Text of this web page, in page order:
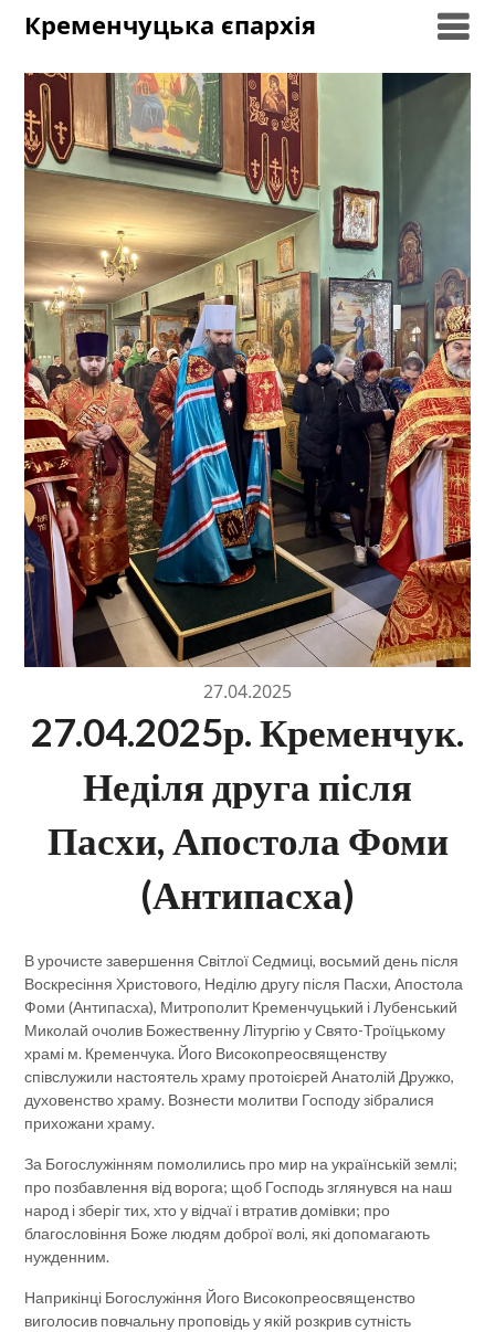
SkipКременчуцька єпархія
27.04.2025
27.04.2025р. Кременчук.
Неділя друга після
Пасхи, Апостола Фоми
(Антипасха)
В урочисте завершення Світлої Седмиці, восьмий день після
Воскресіння Христового, Неділю другу після Пасхи, Апостола
Фоми (Антипасха), Митрополит Кременчуцький і Лубенський
Миколай очолив Божественну Літургію у Свято-Троїцькому
храмі м. Кременчука. Його Високопреосвященству
співслужили настоятель храму протоієрей Анатолій Дружко,
духовенство храму. Вознести молитви Господу зібралися
прихожани храму.
За Богослужінням помолились про мир на українській землі;
про позбавлення від ворога; щоб Господь зглянувся на наш
народ і зберіг тих, хто у відчаї і втратив домівки; про
благословіння Боже людям доброї волі, які допомагають
нужденним.
Наприкінці Богослужіння Його Високопреосвященство
виголосив повчальну проповідь у якій розкрив сутність